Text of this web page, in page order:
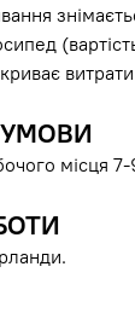
місця 7-